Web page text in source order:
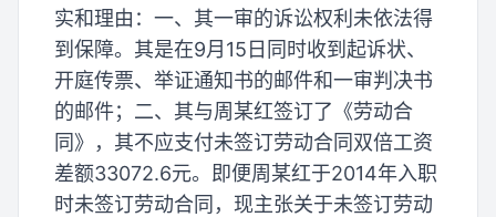
实和理由：一、其一审的诉讼权利未依法得
到保障。其是在9月15日同时收到起诉状、
开庭传票、举证通知书的邮件和一审判决书
的邮件；二、其与周某红签订了《劳动合
同》，其不应支付未签订劳动合同双倍工资
差额33072.6元。即便周某红于2014年入职
时未签订劳动合同，现主张关于未签订劳动